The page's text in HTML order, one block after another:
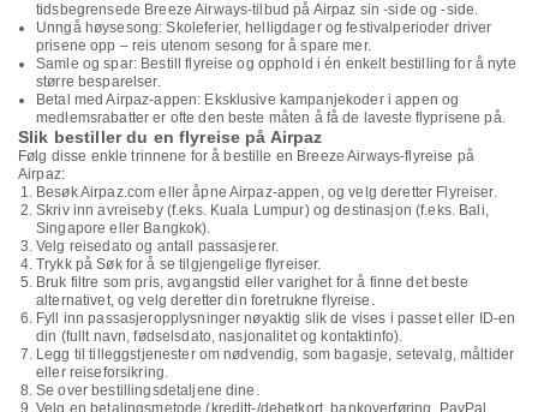
tidsbegrensede Breeze Airways-tilbud på Airpaz sin -side og -side.
Unngå høysesong: Skoleferier, helligdager og festivalperioder driver
prisene opp – reis utenom sesong for å spare mer.
Samle og spar: Bestill flyreise og opphold i én enkelt bestilling for å nyte
større besparelser.
Betal med Airpaz-appen: Eksklusive kampanjekoder i appen og
medlemsrabatter er ofte den beste måten å få de laveste flyprisene på.
Slik bestiller du en flyreise på Airpaz
Følg disse enkle trinnene for å bestille en Breeze Airways-flyreise på
Airpaz:
Besøk Airpaz.com eller åpne Airpaz-appen, og velg deretter Flyreiser.
Skriv inn avreiseby (f.eks. Kuala Lumpur) og destinasjon (f.eks. Bali,
Singapore eller Bangkok).
Velg reisedato og antall passasjerer.
Trykk på Søk for å se tilgjengelige flyreiser.
Bruk filtre som pris, avgangstid eller varighet for å finne det beste
alternativet, og velg deretter din foretrukne flyreise.
Fyll inn passasjeropplysninger nøyaktig slik de vises i passet eller ID-en
din (fullt navn, fødselsdato, nasjonalitet og kontaktinfo).
Legg til tilleggstjenester om nødvendig, som bagasje, setevalg, måltider
eller reiseforsikring.
Se over bestillingsdetaljene dine.
Velg en betalingsmetode (kreditt-/debetkort, bankoverføring, PayPal